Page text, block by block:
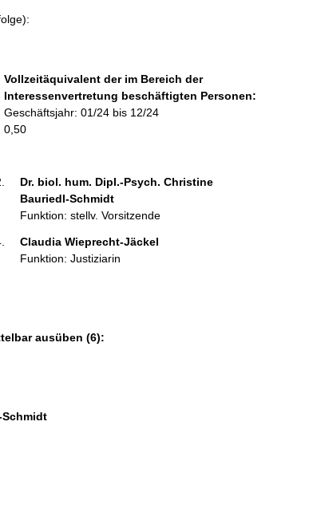
t
f
o
r
m
n
Vollzeitäquivalent der im Bereich der
Interessenvertretung beschäftigten Personen:
Geschäftsjahr: 01/24 bis 12/24
0,50
Dr. biol. hum. Dipl.-Psych. Christine
Bauriedl-Schmidt
Funktion: stellv. Vorsitzende
Claudia Wieprecht-Jäckel
Funktion: Justiziarin
ausüben (6):
Schmidt